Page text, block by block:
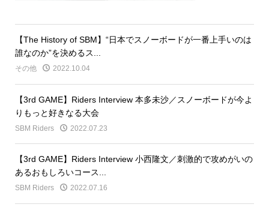
【The History of SBM】“日本でスノーボードが一番上手いのは
誰なのか”を決めるス...
その他 2022.10.04
【3rd GAME】Riders Interview 本多未沙／スノーボードが今よ
りもっと好きなる大会
SBM Riders 2022.07.23
【3rd GAME】Riders Interview 小西隆文／刺激的で攻めがいの
あるおもしろいコース...
SBM Riders 2022.07.16